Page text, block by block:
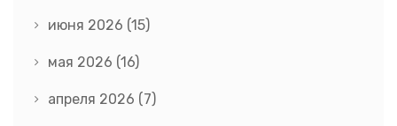
июня 2026 (15)
мая 2026 (16)
апреля 2026 (7)